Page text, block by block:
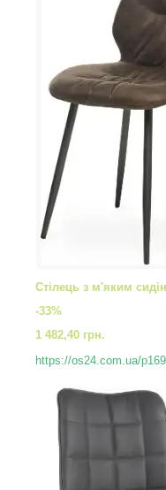
Стілець з м'яким
-33%
1 482,40 грн.
https://os24.com.ua/